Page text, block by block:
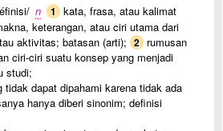
n 1 kata, frasa, atau kalimat
keterangan, atau ciri utama dari
aktivitas; batasan (arti); 2 rumusan
ciri-ciri suatu konsep yang menjadi
studi;
tidak dapat dipahami karena tidak ada
hanya diberi sinonim; definisi